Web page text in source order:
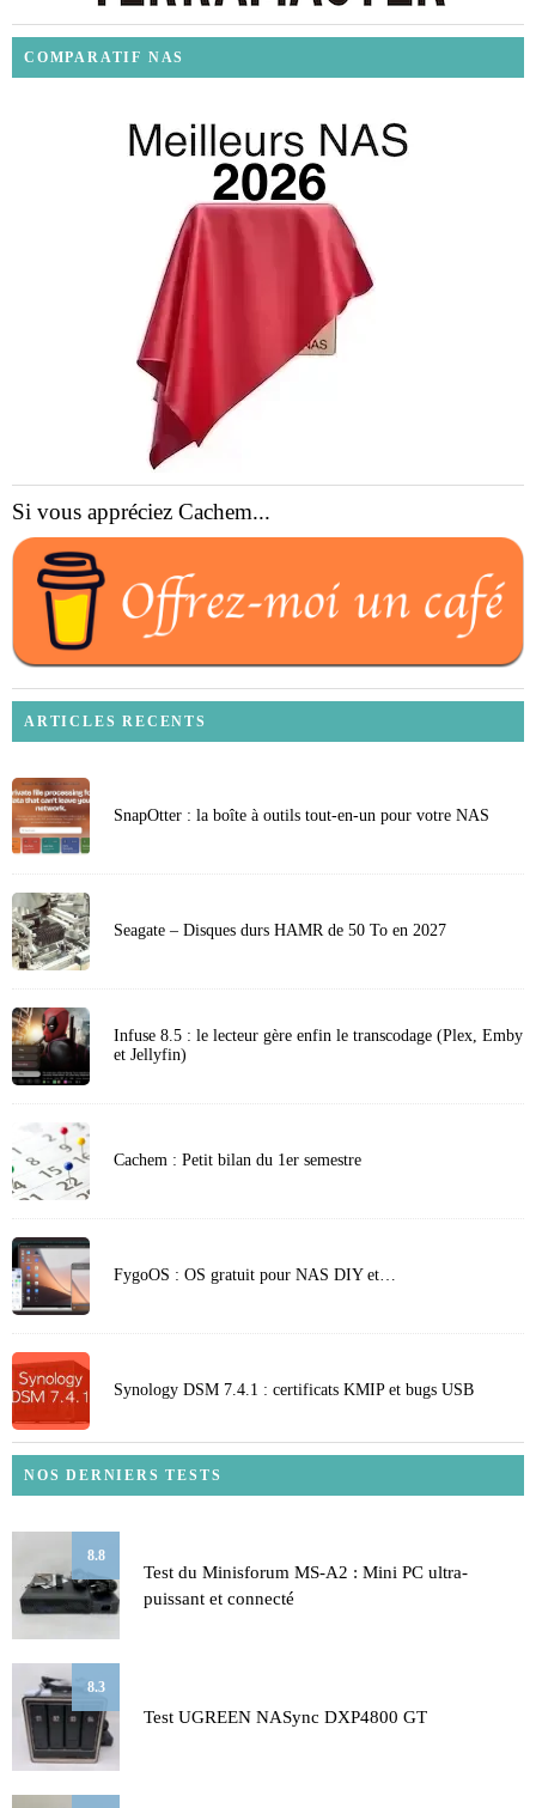
COMPARATIF NAS
Si vous appréciez Cachem...
ARTICLES RECENTS
SnapOtter : la boîte à outils tout-en-un pour votre NAS
Seagate – Disques durs HAMR de 50 To en 2027
Infuse 8.5 : le lecteur gère enfin le transcodage (Plex, Emby
et Jellyfin)
Cachem : Petit bilan du 1er semestre
FygoOS : OS gratuit pour NAS DIY et…
Synology DSM 7.4.1 : certificats KMIP et bugs USB
NOS DERNIERS TESTS
8.8
Test du Minisforum MS-A2 : Mini PC ultra-
puissant et connecté
8.3
Test UGREEN NASync DXP4800 GT